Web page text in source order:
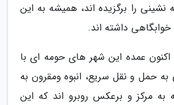
را برگزیده اند، همیشه به این
داشته اند.
عمده این شهر های حومه ای با
حمل و نقل سریع، انبوه ومقرون به
مرکز و برعکس روبرو اند که این